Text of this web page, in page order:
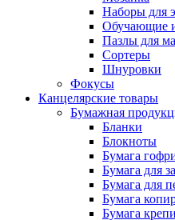
Наборы для
Обучающие
Пазлы для
Сортеры
Шнуровки
Фокусы
Канцелярские товары
Бумажная
Бланки
Блокноты
Бумага
Бумага для
Бумага для
Бумага
Бумага